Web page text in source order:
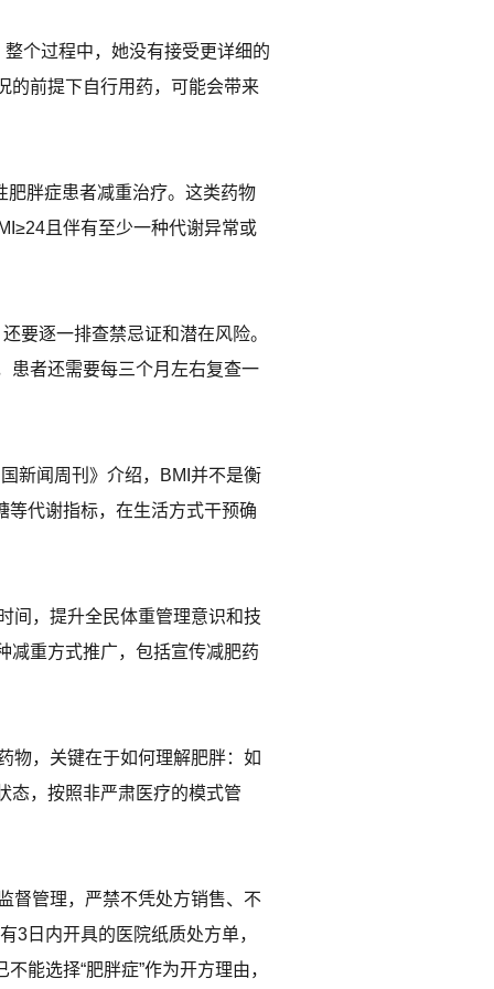
个过程中，她没有接受更详细的
的前提下自行用药，可能会带来
胖症患者减重治疗。这类药物
且伴有至少一种代谢异常或
要逐一排查禁忌证和潜在风险。
患者还需要每三个月左右复查一
新闻周刊》介绍，BMI并不是衡
等代谢指标，在生活方式干预确
间，提升全民体重管理意识和技
减重方式推广，包括宣传减肥药
物，关键在于如何理解肥胖：如
态，按照非严肃医疗的模式管
督管理，严禁不凭处方销售、不
3日内开具的医院纸质处方单，
能选择“肥胖症”作为开方理由，